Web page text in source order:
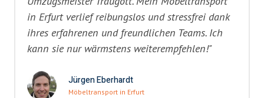
in Erfurt verlief reibungslos und stressfrei dank
ihres erfahrenen und freundlichen Teams. Ich
kann sie nur wärmstens weiterempfehlen!"
Jürgen Eberhardt
Möbeltransport in Erfurt